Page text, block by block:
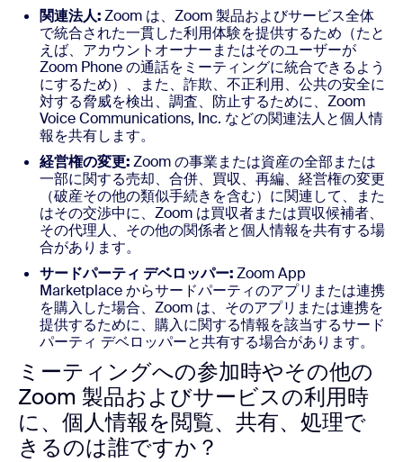
関連法人:Zoom は、Zoom 製品およびサービス全体
で統合された一貫した利用体験を提供するため（たと
えば、アカウントオーナーまたはそのユーザーが
Zoom Phone の通話をミーティングに統合できるよう
にするため）、また、詐欺、不正利用、公共の安全に
対する脅威を検出、調査、防止するために、Zoom
Voice Communications, Inc. などの関連法人と個人情
報を共有します。
経営権の変更:Zoom の事業または資産の全部または
一部に関する売却、合併、買収、再編、経営権の変更
（破産その他の類似手続きを含む）に関連して、また
はその交渉中に、Zoom は買収者または買収候補者、
その代理人、その他の関係者と個人情報を共有する場
合があります。
サードパーティ デベロッパー:Zoom App
Marketplace からサードパーティのアプリまたは連携
を購入した場合、Zoom は、そのアプリまたは連携を
提供するために、購入に関する情報を該当するサード
パーティ デベロッパーと共有する場合があります。
ミーティングへの参加時やその他の
Zoom 製品およびサービスの利用時
に、個人情報を閲覧、共有、処理で
きるのは誰ですか？